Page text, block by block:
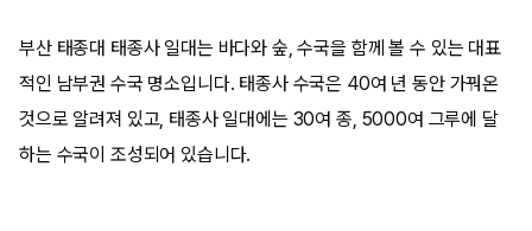
부산 태종대 태종사 일대는 바다와 숲, 수국을 함께 볼 수 있는 대표
적인 남부권 수국 명소입니다. 태종사 수국은 40여 년 동안 가꿔온
것으로 알려져 있고, 태종사 일대에는 30여 종, 5000여 그루에 달
하는 수국이 조성되어 있습니다.